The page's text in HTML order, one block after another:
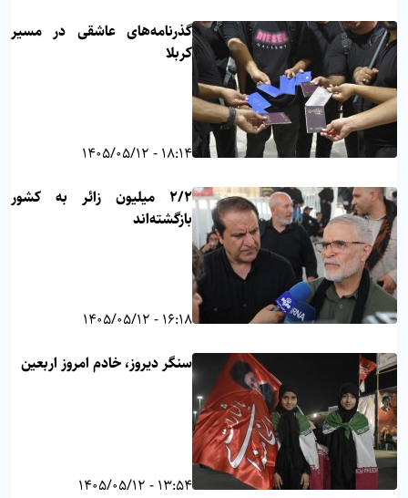
گذرنامه‌های عاشقی در مسیر
کربلا
18:14 - 1405/05/12
۲/۲ میلیون زائر به کشور
بازگشته‌اند
16:18 - 1405/05/12
سنگر دیروز، خادم امروز اربعین
13:54 - 1405/05/12